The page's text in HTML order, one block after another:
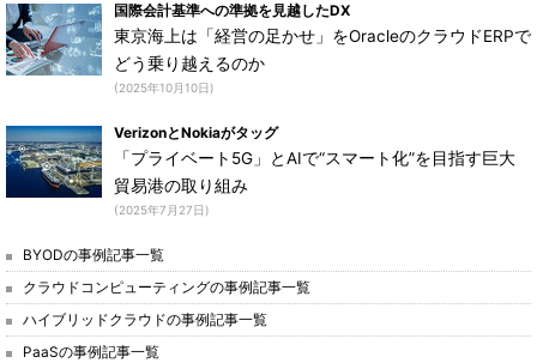
国際会計基準への準拠を見越したDX
東京海上は「経営の足かせ」をOracleのクラウドERPで
どう乗り越えるのか
(2025年10月10日)
VerizonとNokiaがタッグ
「プライベート5G」とAIで“スマート化”を目指す巨大
貿易港の取り組み
(2025年7月27日)
BYODの事例記事一覧
クラウドコンピューティングの事例記事一覧
ハイブリッドクラウドの事例記事一覧
PaaSの事例記事一覧